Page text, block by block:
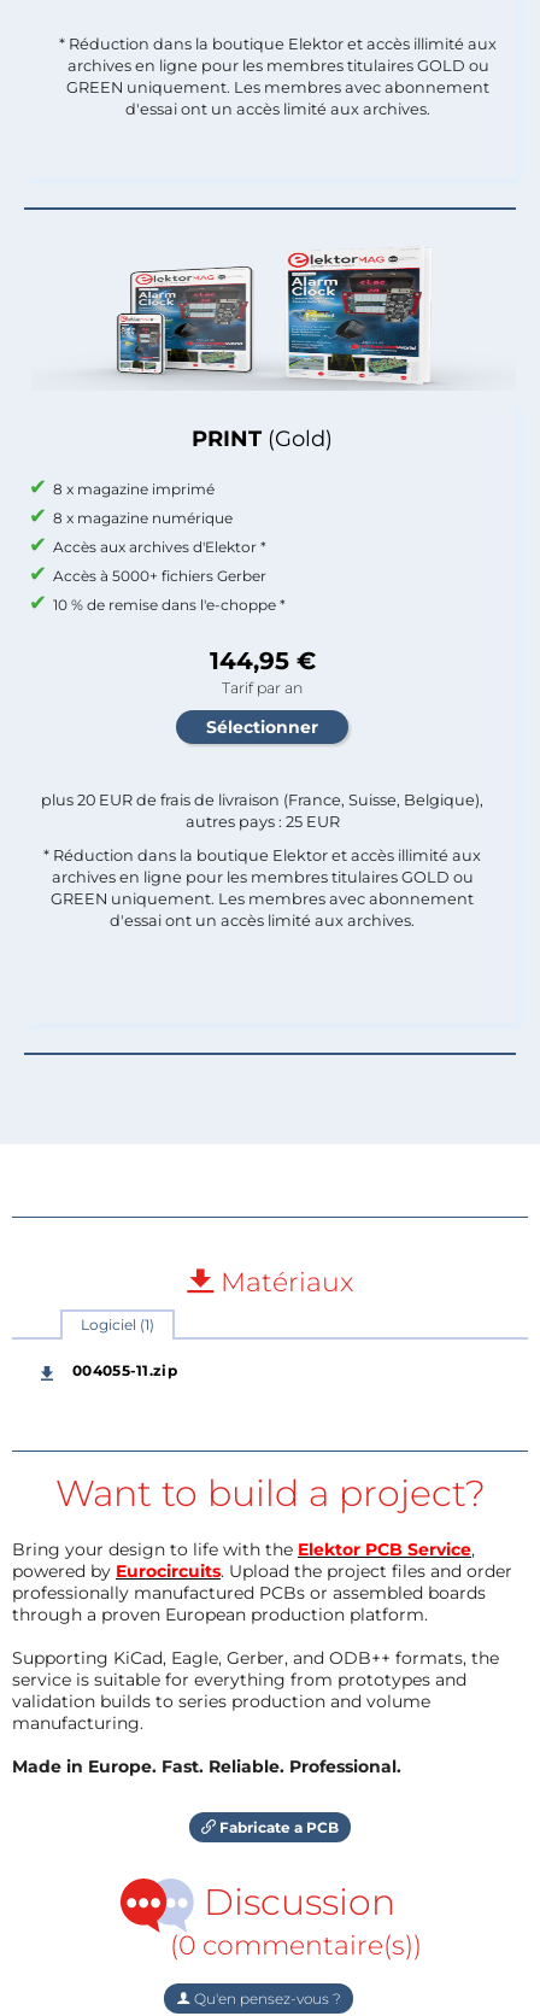
PRINT (Gold)
8 x magazine imprimé
8 x magazine numérique
Accès aux archives d'Elektor *
Accès à 5000+ fichiers Gerber
10 % de remise dans l'e-choppe *
144,95 €
Tarif par an
plus 20 EUR de frais de livraison (France, Suisse, Belgique),
autres pays : 25 EUR
* Réduction dans la boutique Elektor et accès illimité aux
archives en ligne pour les membres titulaires GOLD ou
GREEN uniquement. Les membres avec abonnement
d'essai ont un accès limité aux archives.
* Réduction dans la boutique Elektor et accès illimité aux
archives en ligne pour les membres titulaires GOLD ou
GREEN uniquement. Les membres avec abonnement
d'essai ont un accès limité aux archives.
Matériaux
Logiciel (1)
004055-11.zip
Want to build a project?
Bring your design to life with the Elektor PCB Service,
powered by Eurocircuits. Upload the project files and order
professionally manufactured PCBs or assembled boards
through a proven European production platform.
Supporting KiCad, Eagle, Gerber, and ODB++ formats, the
service is suitable for everything from prototypes and
validation builds to series production and volume
manufacturing.
Made in Europe. Fast. Reliable. Professional.
Fabricate a PCB
Discussion
(0 commentaire(s))
Qu'en pensez-vous ?